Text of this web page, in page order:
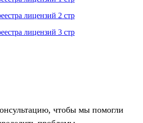
чтобы мы помогли